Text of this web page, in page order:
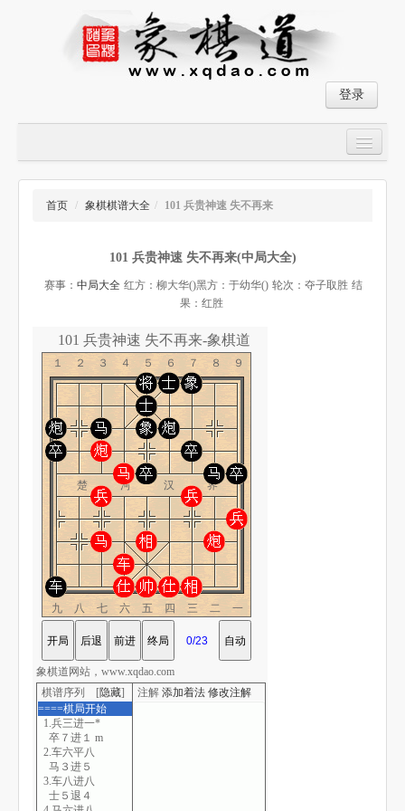
登录
大师对局
象棋小游戏
首页 / 象棋棋谱大全 / 101 兵贵神速 失不再来
101 兵贵神速 失不再来(中局大全)
赛事： 中局大全 红方：柳大华()黑方：于幼华() 轮次：夺子取胜 结
果：红胜
101 兵贵神速 失不再来-象棋道
１２３４５６７８９
楚 河 汉 界
九八七六五四三二一
棋谱序列 [隐藏]
====棋局开始
1.兵三进一*
卒７进１ m
2.车六平八
马３进５
3.车八进八
士５退４
注解 添加着法 修改注解
象棋道网站，www.xqdao.com